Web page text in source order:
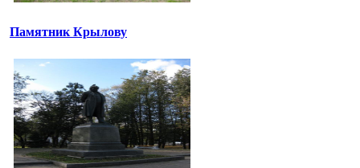
Памятник Крылову